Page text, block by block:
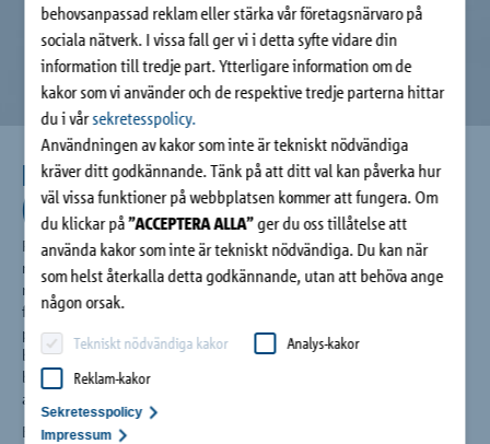
behovsanpassad reklam eller stärka vår företagsnärvaro på
sociala nätverk. I vissa fall ger vi i detta syfte vidare din
information till tredje part. Ytterligare information om de
kakor som vi använder och de respektive tredje parterna hittar
du i vårsekretesspolicy.
Användningen av kakor som inte är tekniskt nödvändiga
kräver ditt godkännande. Tänk på att ditt val kan påverka hur
väl vissa funktioner på webbplatsen kommer att fungera. Om
du klickar på”ACCEPTERA ALLA”ger du oss tillåtelse att
använda kakor som inte är tekniskt nödvändiga. Du kan när
som helst återkalla detta godkännande, utan att behöva ange
någon orsak.
Tekniskt nödvändiga kakor
Analys-kakor
Reklam-kakor
Sekretesspolicy
Impressum
BENG: bijna energie neutrale gevel
(nära-nollenergifasad)
Från 2021 måste alla nya byggnader i Nederländerna vara
nära-nollenergibyggnader (BENG). För att testa detta är det
maximala energibehovet (kWh) och den maximala primära
fossila energianvändningen (kWh) per m2 användningsområde
per år begränsat. Detta innebär en högre termisk kvalitet av
byggnadshöljet. Förbättring och optimering av delarna i
byggnadshöljet kommer att ge ett bättre resultat i det
avseendet.
Bra isolering i fasaden är första steget. På området förankring